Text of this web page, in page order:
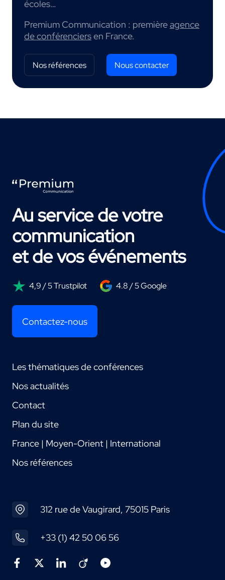
écoles…
Premium Communication : premièreagence
de conférenciersen France.
Nos références Nous contacter
Au service de votre
communication
et de vos événements
4,9 / 5 Trustpilot 4.8 / 5 Google
Contactez-nous
Les thématiques de conférences
Nos actualités
Contact
Plan du site
France | Moyen-Orient | International
Nos références
312 rue de Vaugirard, 75015 Paris
+33 (1) 42 50 06 56